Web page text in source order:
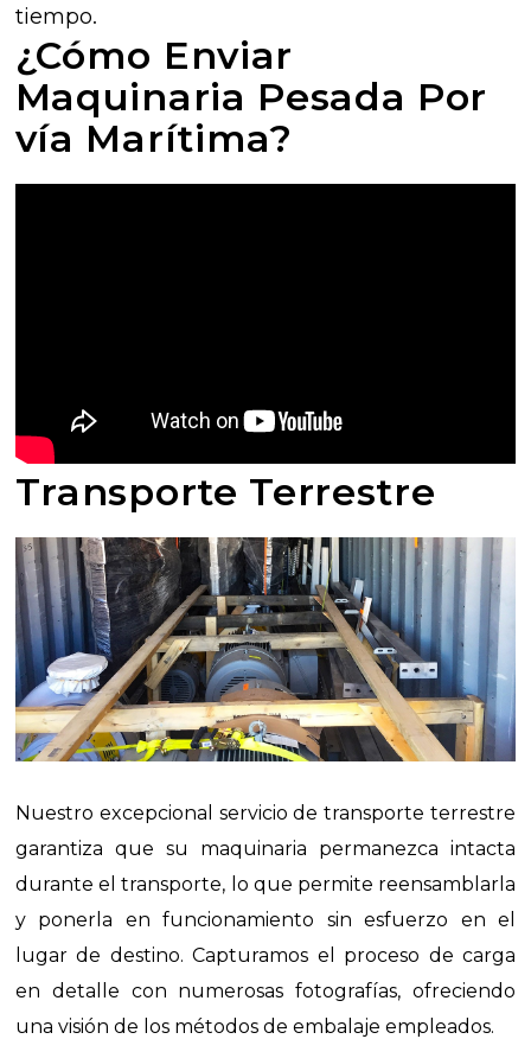
tiempo.
¿Cómo Enviar
Maquinaria Pesada Por
vía Marítima?
Transporte Terrestre
Nuestro excepcional servicio de transporte terrestre
garantiza que su maquinaria permanezca intacta
durante el transporte, lo que permite reensamblarla
y ponerla en funcionamiento sin esfuerzo en el
lugar de destino. Capturamos el proceso de carga
en detalle con numerosas fotografías, ofreciendo
una visión de los métodos de embalaje empleados.